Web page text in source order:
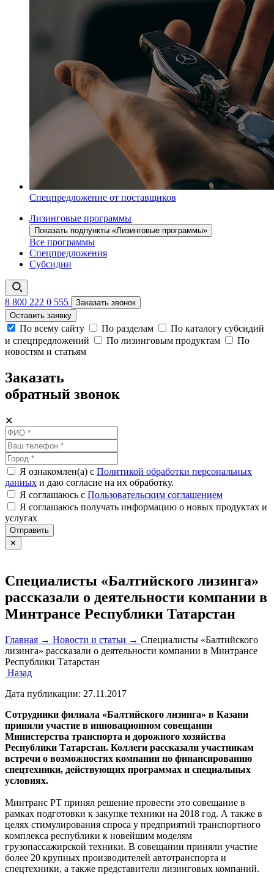
Спецпредложение от поставщиков
Лизинговые программы
Показать подпункты «Лизинговые программы»
Все программы
Спецпредложения
Субсидии
8 800 222 0 555
Заказать звонок
Оставить заявку
По всему сайту По разделам
По каталогу субсидий
и спецпредложений
По лизинговым продуктам
По
новостям и статьям
Заказать
обратный звонок
✕
Я ознакомлен(а) с Политикой обработки персональных
данных и даю согласие на их обработку.
Я соглашаюсь c Пользовательским соглашением
Я соглашаюсь получать информацию о новых продуктах и
услугах
Отправить
✕
Специалисты «Балтийского лизинга»
рассказали о деятельности компании в
Минтрансе Республики Татарстан
Главная → Новости и статьи → Специалисты «Балтийского
лизинга» рассказали о деятельности компании в Минтрансе
Республики Татарстан
Назад
Дата публикации: 27.11.2017
Сотрудники филиала «Балтийского лизинга» в Казани
приняли участие в инновационном совещании
Министерства транспорта и дорожного хозяйства
Республики Татарстан. Коллеги рассказали участникам
встречи о возможностях компании по финансированию
спецтехники, действующих программах и специальных
условиях.
Минтранс РТ принял решение провести это совещание в
рамках подготовки к закупке техники на 2018 год. А также в
целях стимулирования спроса у предприятий транспортного
комплекса республики к новейшим моделям
грузопассажирской техники. В совещании приняли участие
более 20 крупных производителей автотранспорта и
спецтехники, а также представители лизинговых компаний.